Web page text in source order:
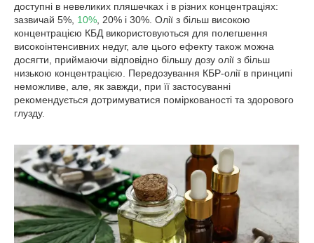
доступні в невеликих пляшечках і в різних концентраціях:
зазвичай 5%, 10% , 20% і 30%. Олії з більш високою
концентрацією КБД використовуються для полегшення
високоінтенсивних недуг, але цього ефекту також можна
досягти, приймаючи відповідно більшу дозу олії з більш
низькою концентрацією. Передозування КБР-олії в принципі
неможливе, але, як завжди, при її застосуванні
рекомендується дотримуватися поміркованості та здорового
глузду.